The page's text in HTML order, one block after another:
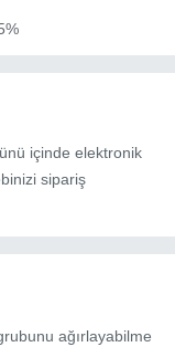
içinde elektronik
sipariş
ağırlayabilme